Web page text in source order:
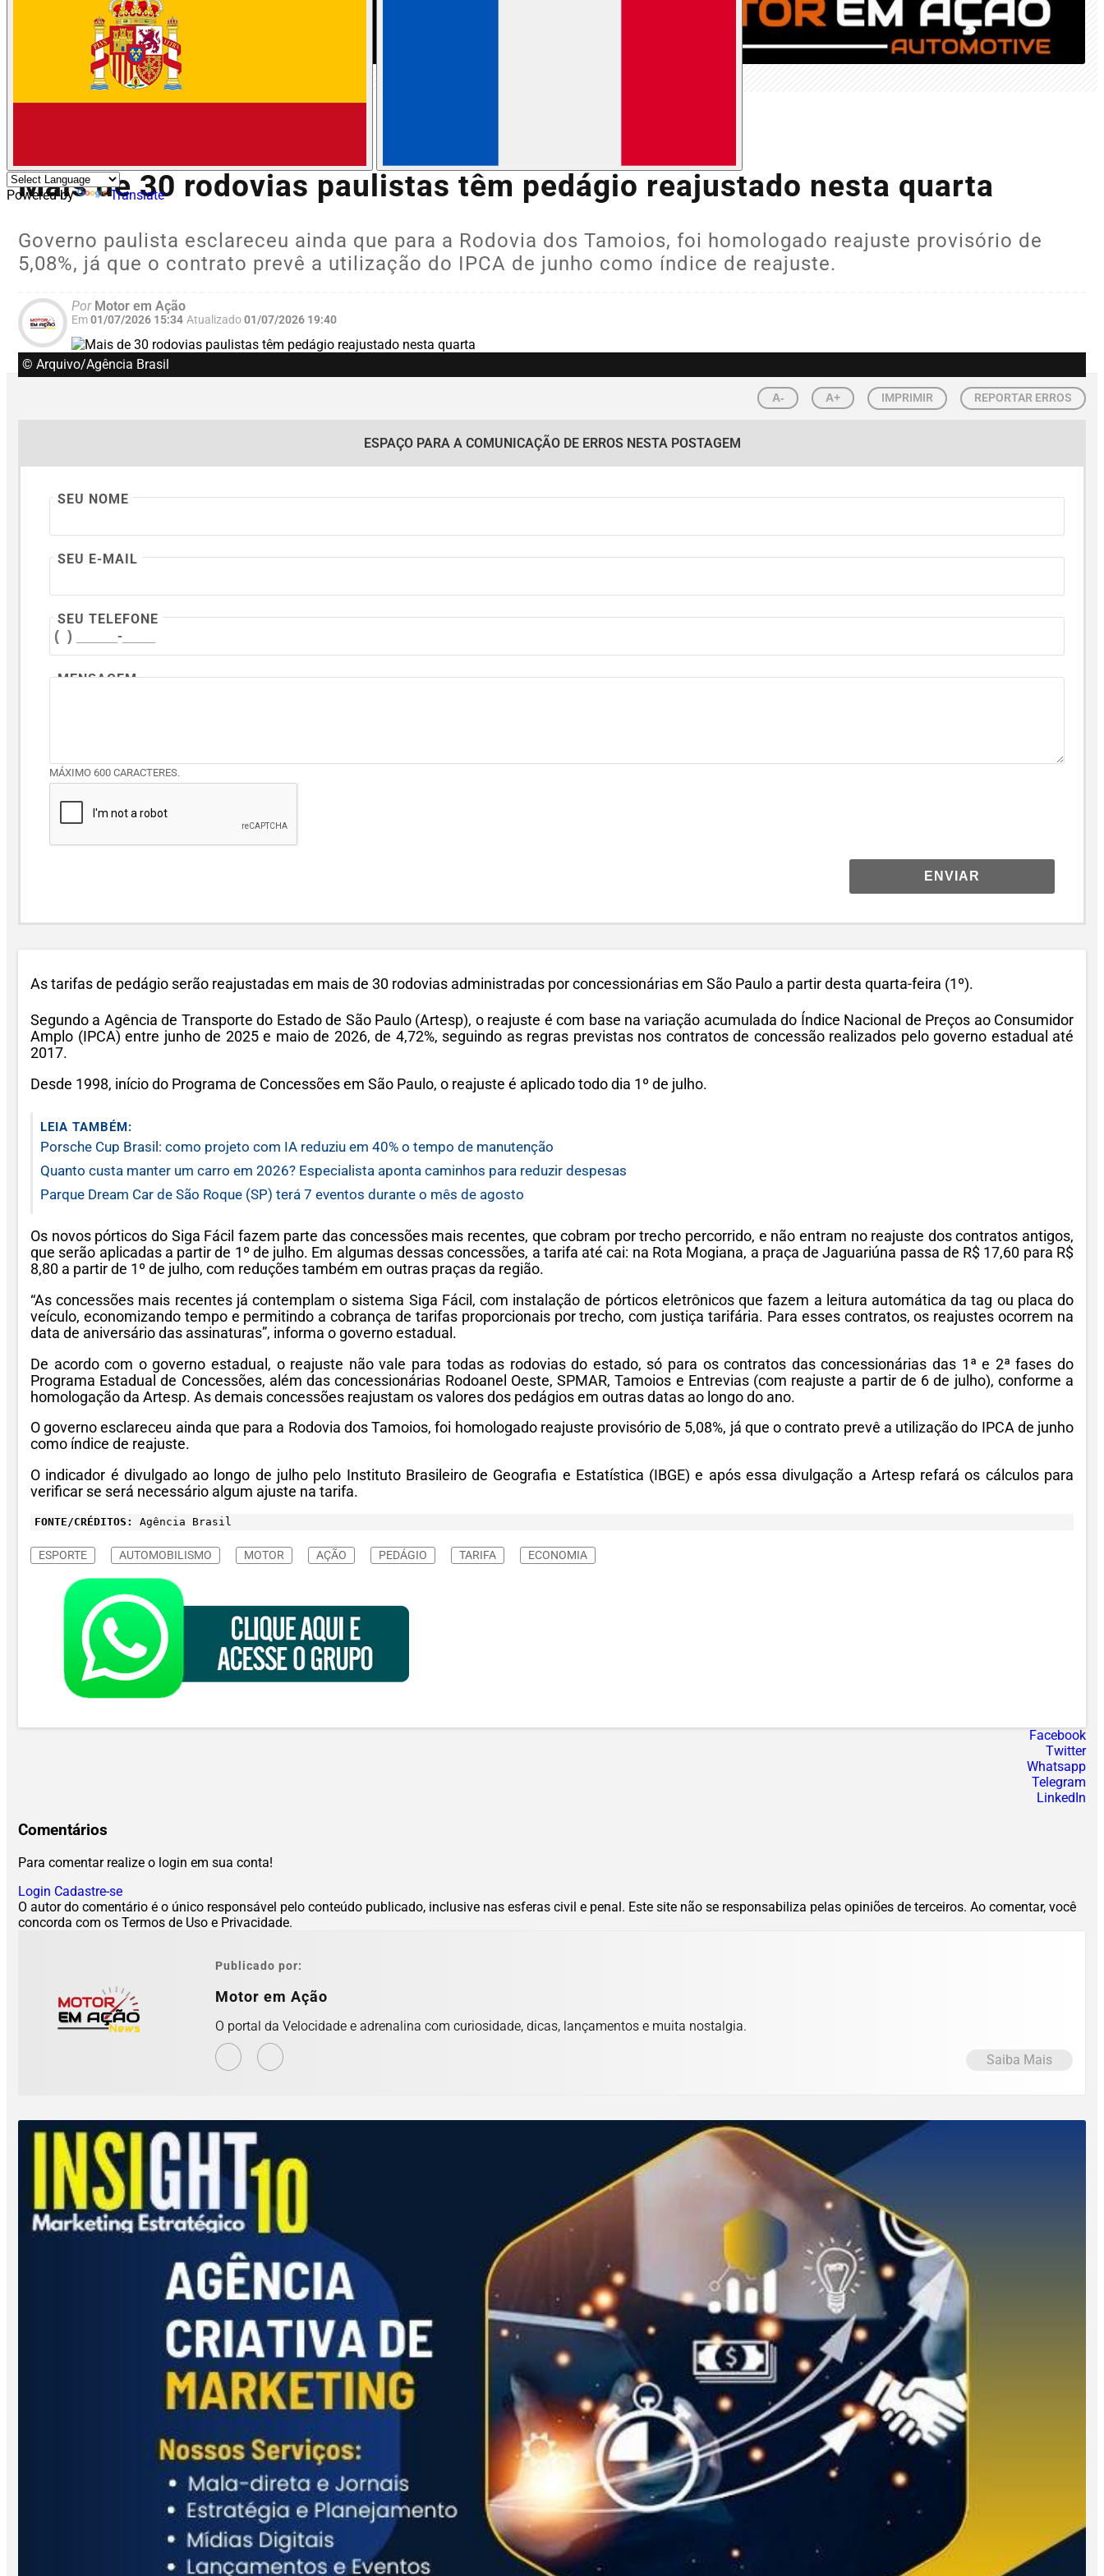
Powered by Translate
Mais de 30 rodovias paulistas têm pedágio reajustado nesta quarta
Governo paulista esclareceu ainda que para a Rodovia dos Tamoios, foi homologado reajuste provisório de
5,08%, já que o contrato prevê a utilização do IPCA de junho como índice de reajuste.
PorMotor em Ação
Em01/07/2026 15:34 Atualizado01/07/2026 19:40
© Arquivo/Agência Brasil
A- A+ IMPRIMIR REPORTAR ERROS
ESPAÇO PARA A COMUNICAÇÃO DE ERROS NESTA POSTAGEM
SEU NOME
SEU E-MAIL
SEU TELEFONE
MENSAGEM
MÁXIMO 600 CARACTERES.
ENVIAR
As tarifas de pedágio serão reajustadas em mais de 30 rodovias administradas por concessionárias em São Paulo a partir desta quarta-feira (1º).
Segundo a Agência de Transporte do Estado de São Paulo (Artesp), o reajuste é com base na variação acumulada do Índice Nacional de Preços ao Consumidor
Amplo (IPCA) entre junho de 2025 e maio de 2026, de 4,72%, seguindo as regras previstas nos contratos de concessão realizados pelo governo estadual até
2017.
Desde 1998, início do Programa de Concessões em São Paulo, o reajuste é aplicado todo dia 1º de julho.
LEIA TAMBÉM:
Porsche Cup Brasil: como projeto com IA reduziu em 40% o tempo de manutenção
Quanto custa manter um carro em 2026? Especialista aponta caminhos para reduzir despesas
Parque Dream Car de São Roque (SP) terá 7 eventos durante o mês de agosto
Os novos pórticos do Siga Fácil fazem parte das concessões mais recentes, que cobram por trecho percorrido, e não entram no reajuste dos contratos antigos,
que serão aplicadas a partir de 1º de julho. Em algumas dessas concessões, a tarifa até cai: na Rota Mogiana, a praça de Jaguariúna passa de R$ 17,60 para R$
8,80 a partir de 1º de julho, com reduções também em outras praças da região.
“As concessões mais recentes já contemplam o sistema Siga Fácil, com instalação de pórticos eletrônicos que fazem a leitura automática da tag ou placa do
veículo, economizando tempo e permitindo a cobrança de tarifas proporcionais por trecho, com justiça tarifária. Para esses contratos, os reajustes ocorrem na
data de aniversário das assinaturas”, informa o governo estadual.
De acordo com o governo estadual, o reajuste não vale para todas as rodovias do estado, só para os contratos das concessionárias das 1ª e 2ª fases do
Programa Estadual de Concessões, além das concessionárias Rodoanel Oeste, SPMAR, Tamoios e Entrevias (com reajuste a partir de 6 de julho), conforme a
homologação da Artesp. As demais concessões reajustam os valores dos pedágios em outras datas ao longo do ano.
O governo esclareceu ainda que para a Rodovia dos Tamoios, foi homologado reajuste provisório de 5,08%, já que o contrato prevê a utilização do IPCA de junho
como índice de reajuste.
O indicador é divulgado ao longo de julho pelo Instituto Brasileiro de Geografia e Estatística (IBGE) e após essa divulgação a Artesp refará os cálculos para
verificar se será necessário algum ajuste na tarifa.
FONTE/CRÉDITOS: Agência Brasil
ESPORTE AUTOMOBILISMO MOTOR AÇÃO PEDÁGIO TARIFA ECONOMIA
Facebook
Twitter
Whatsapp
Telegram
LinkedIn
Comentários
Para comentar realize o login em sua conta!
Login Cadastre-se
O autor do comentário é o único responsável pelo conteúdo publicado, inclusive nas esferas civil e penal. Este site não se responsabiliza pelas opiniões de terceiros. Ao comentar, você
concorda com os Termos de Uso e Privacidade.
Publicado por:
Motor em Ação
O portal da Velocidade e adrenalina com curiosidade, dicas, lançamentos e muita nostalgia.
Saiba Mais